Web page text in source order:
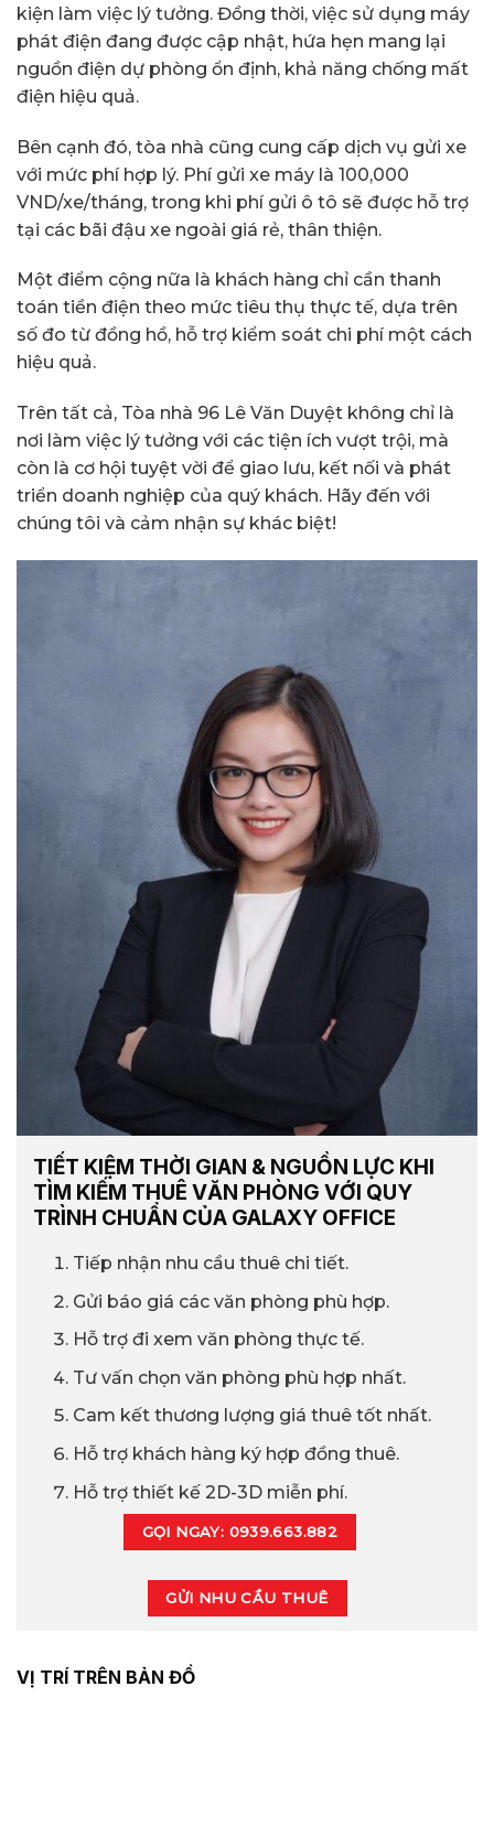
kiện làm việc lý tưởng. Đồng thời, việc sử dụng máy
phát điện đang được cập nhật, hứa hẹn mang lại
nguồn điện dự phòng ổn định, khả năng chống mất
điện hiệu quả.
Bên cạnh đó, tòa nhà cũng cung cấp dịch vụ gửi xe
với mức phí hợp lý. Phí gửi xe máy là 100,000
VND/xe/tháng, trong khi phí gửi ô tô sẽ được hỗ trợ
tại các bãi đậu xe ngoài giá rẻ, thân thiện.
Một điểm cộng nữa là khách hàng chỉ cần thanh
toán tiền điện theo mức tiêu thụ thực tế, dựa trên
số đo từ đồng hồ, hỗ trợ kiểm soát chi phí một cách
hiệu quả.
Trên tất cả, Tòa nhà 96 Lê Văn Duyệt không chỉ là
nơi làm việc lý tưởng với các tiện ích vượt trội, mà
còn là cơ hội tuyệt vời để giao lưu, kết nối và phát
triển doanh nghiệp của quý khách. Hãy đến với
chúng tôi và cảm nhận sự khác biệt!
TIẾT KIỆM THỜI GIAN & NGUỒN LỰC KHI
TÌM KIẾM THUÊ VĂN PHÒNG VỚI QUY
TRÌNH CHUẨN CỦA GALAXY OFFICE
Tiếp nhận nhu cầu thuê chi tiết.
Gửi báo giá các văn phòng phù hợp.
Hỗ trợ đi xem văn phòng thực tế.
Tư vấn chọn văn phòng phù hợp nhất.
Cam kết thương lượng giá thuê tốt nhất.
Hỗ trợ khách hàng ký hợp đồng thuê.
Hỗ trợ thiết kế 2D-3D miễn phí.
GỌI NGAY: 0939.663.882
GỬI NHU CẦU THUÊ
VỊ TRÍ TRÊN BẢN ĐỒ